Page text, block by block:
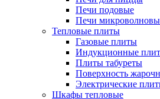
Печи подовые
Печи
Тепловые плиты
Газовые плиты
Индукционные
Плиты табуреты
Поверхность
Электрические
Шкафы тепловые